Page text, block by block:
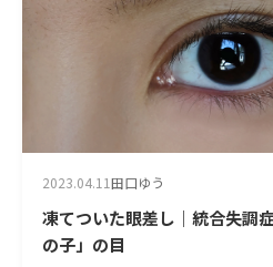
2023.04.11田口ゆう
凍てついた眼差し｜統合失調
の子」の目